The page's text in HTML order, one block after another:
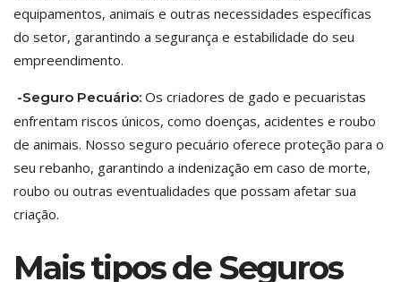
equipamentos, animais e outras necessidades específicas
do setor, garantindo a segurança e estabilidade do seu
empreendimento.
-Seguro Pecuário: Os criadores de gado e pecuaristas
enfrentam riscos únicos, como doenças, acidentes e roubo
de animais. Nosso seguro pecuário oferece proteção para o
seu rebanho, garantindo a indenização em caso de morte,
roubo ou outras eventualidades que possam afetar sua
criação.
Mais tipos de Seguros